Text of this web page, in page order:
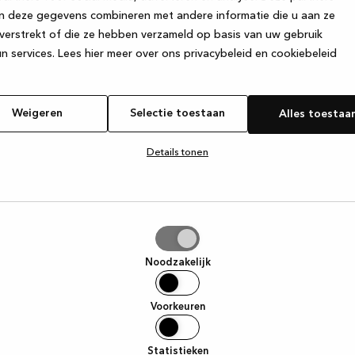
deze gegevens combineren met andere informatie die u aan ze
of die ze hebben verzameld op basis van uw gebruik
services. Lees hier meer over ons privacybeleid en cookiebeleid
Weigeren Selectie toestaan Alles
Details tonen
Noodzakelijk
Voorkeuren
Statistieken
has occurred while loadingwww.kvik.nl (see the